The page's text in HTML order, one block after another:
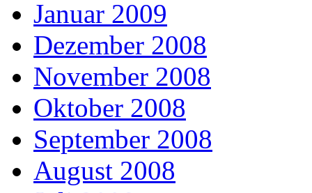
Januar 2009
Dezember 2008
November 2008
Oktober 2008
September 2008
August 2008